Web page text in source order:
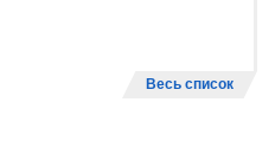
Весь список